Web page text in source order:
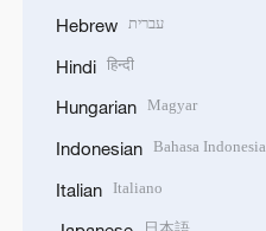
Hebrew עברית
Hindi हिन्दी
Hungarian Magyar
Indonesian Bahasa Indonesia
Italian Italiano